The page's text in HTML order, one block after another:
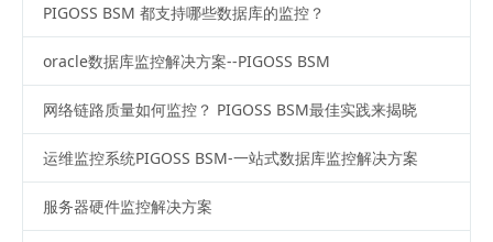
PIGOSS BSM 都支持哪些数据库的监控？
oracle数据库监控解决方案--PIGOSS BSM
网络链路质量如何监控？ PIGOSS BSM最佳实践来揭晓
运维监控系统PIGOSS BSM-一站式数据库监控解决方案
服务器硬件监控解决方案